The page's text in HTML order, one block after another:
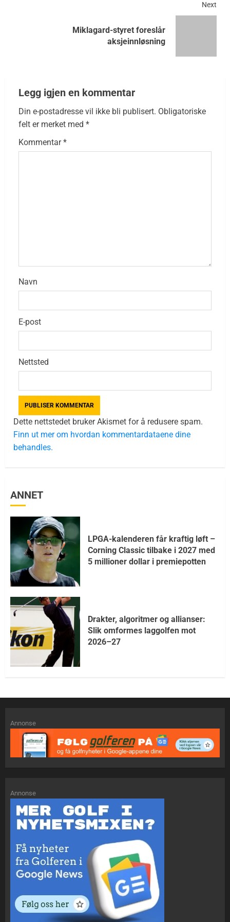
Next
Miklagard-styret foreslår
aksjeinnløsning
Legg igjen en kommentar
Din e-postadresse vil ikke bli publisert. Obligatoriske
felt er merket med *
Kommentar*
Navn
E-post
Nettsted
Dette nettstedet bruker Akismet for å redusere spam.
Finn ut mer om hvordan kommentardataene dine
behandles.
ANNET
LPGA-kalenderen får kraftig løft –
Corning Classic tilbake i 2027 med
5 millioner dollar i premiepotten
Drakter, algoritmer og allianser:
Slik omformes laggolfen mot
2026–27
Annonse
Annonse